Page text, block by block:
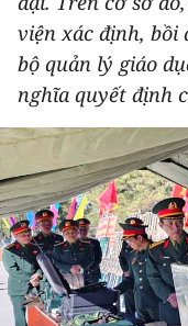
DU LỊCH
THẾ GIỚI
THỂ THAO
GIÁO DỤC
Y TẾ
KHOA HỌC - CÔNG
viện xác định, bồi
bộ quản lý giáo
nghĩa quyết định